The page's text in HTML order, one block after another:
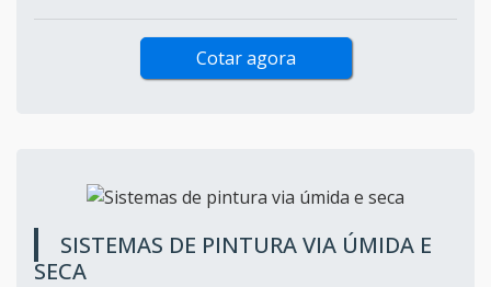
Cotar agora
SISTEMAS DE PINTURA VIA ÚMIDA E
SECA